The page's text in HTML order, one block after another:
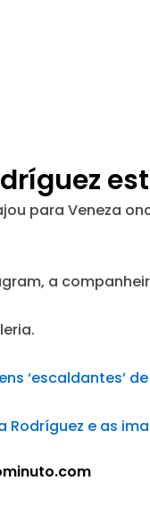
para Veneza
a
‘escaldantes’
Rodríguez e as